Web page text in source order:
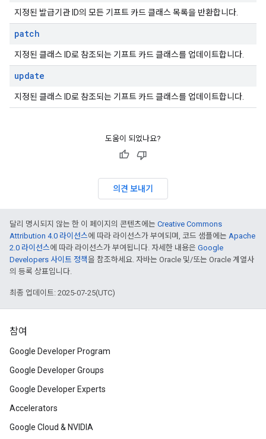
지정된 발급기관 ID의 모든 기프트 카드 클래스 목록을 반환합니다.
patch
지정된 클래스 ID로 참조되는 기프트 카드 클래스를 업데이트합니다.
update
지정된 클래스 ID로 참조되는 기프트 카드 클래스를 업데이트합니다.
도움이 되었나요?
의견 보내기
달리 명시되지 않는 한 이 페이지의 콘텐츠에는 Creative Commons
Attribution 4.0 라이선스에 따라 라이선스가 부여되며, 코드 샘플에는 Apache
2.0 라이선스에 따라 라이선스가 부여됩니다. 자세한 내용은 Google
Developers 사이트 정책을 참조하세요. 자바는 Oracle 및/또는 Oracle 계열사
의 등록 상표입니다.
최종 업데이트: 2025-07-25(UTC)
참여
Google Developer Program
Google Developer Groups
Google Developer Experts
Accelerators
Google Cloud & NVIDIA